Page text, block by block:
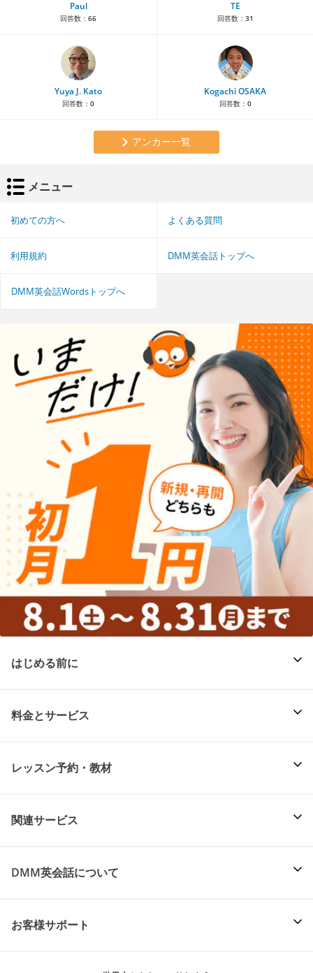
Paul
回答数： 66
TE
回答数： 31
Yuya J. Kato
回答数： 0
Kogachi OSAKA
回答数： 0
アンカー一覧
メニュー
初めての方へ よくある質問
利用規約 DMM英会話トップへ
DMM英会話Wordsトップへ
はじめる前に
料金とサービス
レッスン予約・教材
関連サービス
DMM英会話について
お客様サポート